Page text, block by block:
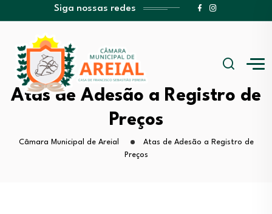
Siga nossas redes
Atas de Adesão a Registro de
Preços
Câmara Municipal de Areial
Atas de Adesão a Registro de
Preços